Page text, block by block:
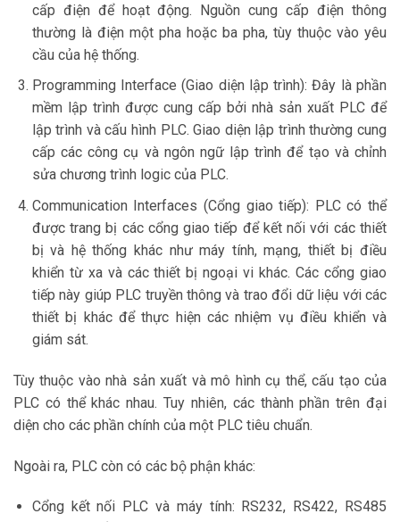
cấp điện để hoạt động. Nguồn cung cấp điện thông
thường là điện một pha hoặc ba pha, tùy thuộc vào yêu
cầu của hệ thống.
Programming Interface (Giao diện lập trình): Đây là phần
mềm lập trình được cung cấp bởi nhà sản xuất PLC để
lập trình và cấu hình PLC. Giao diện lập trình thường cung
cấp các công cụ và ngôn ngữ lập trình để tạo và chỉnh
sửa chương trình logic của PLC.
Communication Interfaces (Cổng giao tiếp): PLC có thể
được trang bị các cổng giao tiếp để kết nối với các thiết
bị và hệ thống khác như máy tính, mạng, thiết bị điều
khiển từ xa và các thiết bị ngoại vi khác. Các cổng giao
tiếp này giúp PLC truyền thông và trao đổi dữ liệu với các
thiết bị khác để thực hiện các nhiệm vụ điều khiển và
giám sát.
Tùy thuộc vào nhà sản xuất và mô hình cụ thể, cấu tạo của
PLC có thể khác nhau. Tuy nhiên, các thành phần trên đại
diện cho các phần chính của một PLC tiêu chuẩn.
Ngoài ra, PLC còn có các bộ phận khác:
Cổng kết nối PLC và máy tính: RS232, RS422, RS485